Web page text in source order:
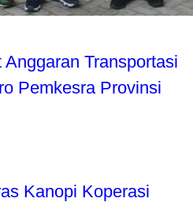
Transportasi
Pemkesra Provinsi
Kanopi Koperasi